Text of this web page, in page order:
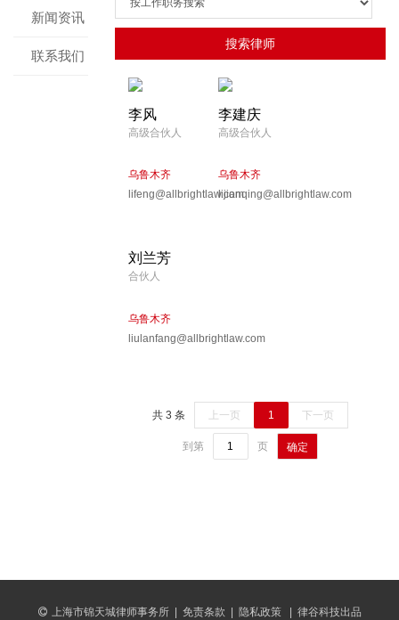
新闻资讯
联系我们
李风
高级合伙人
乌鲁木齐
lifeng@allbrightlaw.com
李建庆
高级合伙人
乌鲁木齐
lijianqing@allbrightlaw.com
刘兰芳
合伙人
乌鲁木齐
liulanfang@allbrightlaw.com
共 3 条 上一页 1 下一页
到第 页 确定
上海市锦天城律师事务所 | 免责条款 | 隐私政策 | 律谷科技出品